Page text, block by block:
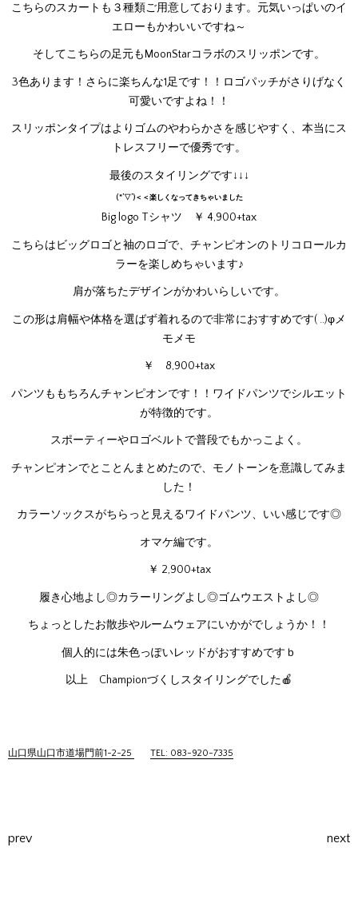
こちらのスカートも３種類ご用意しております。元気いっぱいのイ
エローもかわいいですね～
そしてこちらの足元もMoonStarコラボのスリッポンです。
3色あります！さらに楽ちんな1足です！！ロゴパッチがさりげなく
可愛いですよね！！
スリッポンタイプはよりゴムのやわらかさを感じやすく、本当にス
トレスフリーで優秀です。
最後のスタイリングです↓↓↓
(*’▽’)＜＜楽しくなってきちゃいました
Big logo Tシャツ ￥ 4,900+tax
こちらはビッグロゴと袖のロゴで、チャンピオンのトリコロールカ
ラーを楽しめちゃいます♪
肩が落ちたデザインがかわいらしいです。
この形は肩幅や体格を選ばず着れるので非常におすすめです( ..)φメ
モメモ
￥ 8,900+tax
パンツももちろんチャンピオンです！！ワイドパンツでシルエット
が特徴的です。
スポーティーやロゴベルトで普段でもかっこよく。
チャンピオンでとことんまとめたので、モノトーンを意識してみま
した！
カラーソックスがちらっと見えるワイドパンツ、いい感じです◎
オマケ編です。
￥ 2,900+tax
履き心地よし◎カラーリングよし◎ゴムウエストよし◎
ちょっとしたお散歩やルームウェアにいかがでしょうか！！
個人的には朱色っぽいレッドがおすすめですｂ
以上 Championづくしスタイリングでした🍎
山口県山口市道場門前1-2-25 TEL: 083-920-7335
prev next